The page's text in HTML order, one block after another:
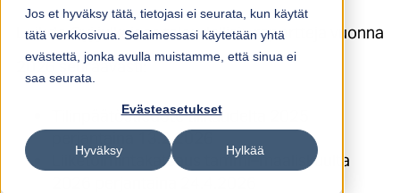
Jos et hyväksy tätä, tietojasi ei seurata, kun käytät
tätä verkkosivua. Selaimessasi käytetään yhtä
evästettä, jonka avulla muistamme, että sinua ei
saa seurata.
Evästeasetukset
Hyväksy Hylkää
Loihde Oyj julkaisee taloudellisia raportteja vuonna
2026 seuraavasti:
Tilinpäätöstiedote tilikaudelta 2025
perjantaina 13.2.2026
Liiketoimintakatsaus tammi–maaliskuulta